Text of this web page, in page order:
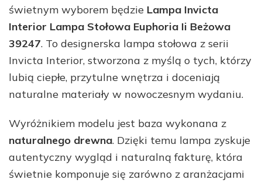
świetnym wyborem będzie Lampa Invicta
Interior Lampa Stołowa Euphoria Ii Beżowa
39247. To designerska lampa stołowa z serii
Invicta Interior, stworzona z myślą o tych, którzy
lubią ciepłe, przytulne wnętrza i doceniają
naturalne materiały w nowoczesnym wydaniu.
Wyróżnikiem modelu jest baza wykonana z
naturalnego drewna. Dzięki temu lampa zyskuje
autentyczny wygląd i naturalną fakturę, która
świetnie komponuje się zarówno z aranżacjami